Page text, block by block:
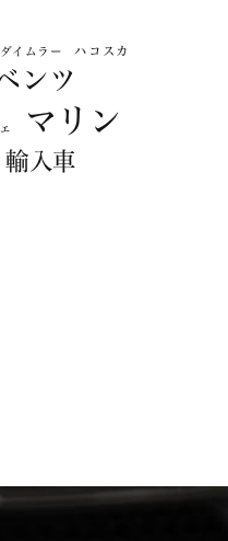
ダイムラー ハコスカ
ンツ
マリン
輸入車